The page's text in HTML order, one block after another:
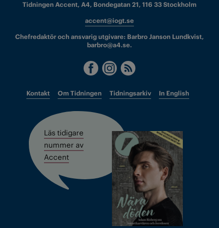
Tidningen Accent, A4, Bondegatan 21, 116 33 Stockholm
accent@iogt.se
Chefredaktör och ansvarig utgivare: Barbro Janson Lundkvist,
barbro@a4.se.
Kontakt Om Tidningen Tidningsarkiv In English
Läs tidigare
nummer av
Accent